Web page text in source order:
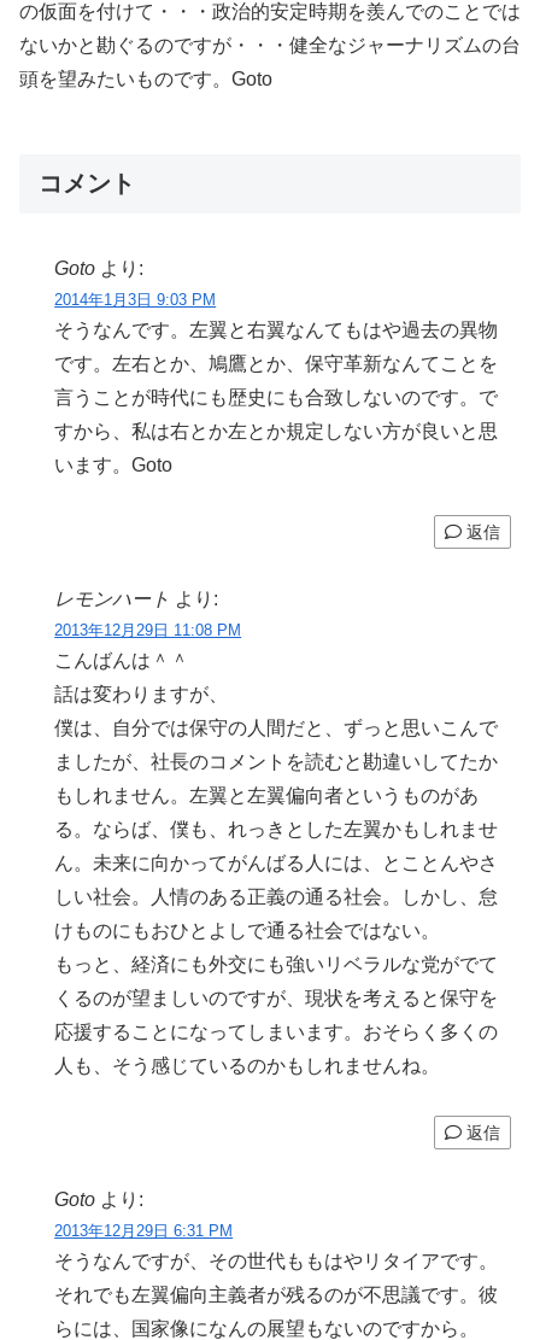
の仮面を付けて・・・政治的安定時期を羨んでのことでは
ないかと勘ぐるのですが・・・健全なジャーナリズムの台
頭を望みたいものです。Goto
コメント
Goto より:
2014年1月3日 9:03 PM
そうなんです。左翼と右翼なんてもはや過去の異物
です。左右とか、鳩鷹とか、保守革新なんてことを
言うことが時代にも歴史にも合致しないのです。で
すから、私は右とか左とか規定しない方が良いと思
います。Goto
返信
レモンハート より:
2013年12月29日 11:08 PM
こんばんは＾＾
話は変わりますが、
僕は、自分では保守の人間だと、ずっと思いこんで
ましたが、社長のコメントを読むと勘違いしてたか
もしれません。左翼と左翼偏向者というものがあ
る。ならば、僕も、れっきとした左翼かもしれませ
ん。未来に向かってがんばる人には、とことんやさ
しい社会。人情のある正義の通る社会。しかし、怠
けものにもおひとよしで通る社会ではない。
もっと、経済にも外交にも強いリベラルな党がでて
くるのが望ましいのですが、現状を考えると保守を
応援することになってしまいます。おそらく多くの
人も、そう感じているのかもしれませんね。
返信
Goto より:
2013年12月29日 6:31 PM
そうなんですが、その世代ももはやリタイアです。
それでも左翼偏向主義者が残るのが不思議です。彼
らには、国家像になんの展望もないのですから。